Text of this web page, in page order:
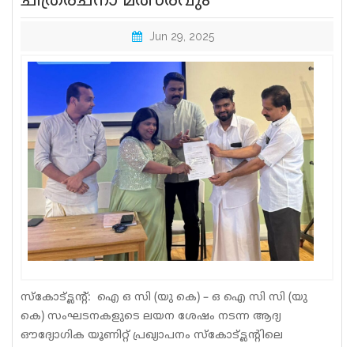
Sports
Classifieds
Law
Gallery
Jun 29, 2025
സ്കോട്ട്ലന്റ്: ഐ ഒ സി (യു കെ) – ഒ ഐ സി സി (യു
കെ) സംഘടനകളുടെ ലയന ശേഷം നടന്ന ആദ്യ
ഔദ്യോഗിക യൂണിറ്റ് പ്രഖ്യാപനം സ്കോട്ട്ലന്റിലെ